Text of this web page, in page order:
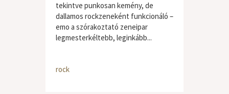
tekintve punkosan kemény, de
dallamos rockzeneként funkcionáló –
emo a szórakoztató zeneipar
legmesterkéltebb, leginkább...
rock